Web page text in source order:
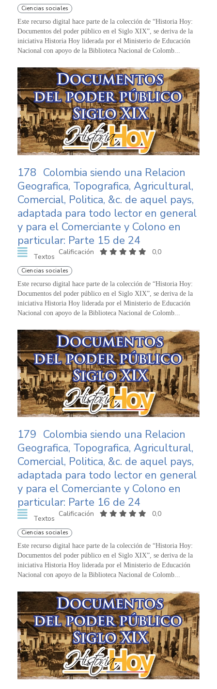
Ciencias sociales
Este recurso digital hace parte de la colección de “Historia Hoy:
Documentos del poder público en el Siglo XIX”, se deriva de la
iniciativa Historia Hoy liderada por el Ministerio de Educación
Nacional con apoyo de la Biblioteca Nacional de Colomb...
178 Colombia siendo una Relacion
Geografica, Topografica, Agricultural,
Comercial, Politica, &c. de aquel pays,
adaptada para todo lector en general
y para el Comerciante y Colono en
particular: Parte 15 de 24
Textos
Calificación 0,0
Ciencias sociales
Este recurso digital hace parte de la colección de “Historia Hoy:
Documentos del poder público en el Siglo XIX”, se deriva de la
iniciativa Historia Hoy liderada por el Ministerio de Educación
Nacional con apoyo de la Biblioteca Nacional de Colomb...
179 Colombia siendo una Relacion
Geografica, Topografica, Agricultural,
Comercial, Politica, &c. de aquel pays,
adaptada para todo lector en general
y para el Comerciante y Colono en
particular: Parte 16 de 24
Textos
Calificación 0,0
Ciencias sociales
Este recurso digital hace parte de la colección de “Historia Hoy:
Documentos del poder público en el Siglo XIX”, se deriva de la
iniciativa Historia Hoy liderada por el Ministerio de Educación
Nacional con apoyo de la Biblioteca Nacional de Colomb...